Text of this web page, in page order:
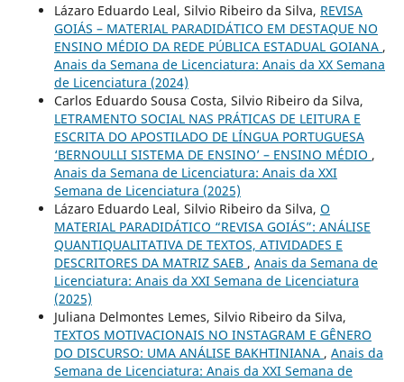
Lázaro Eduardo Leal, Silvio Ribeiro da Silva, REVISA
GOIÁS – MATERIAL PARADIDÁTICO EM DESTAQUE NO
ENSINO MÉDIO DA REDE PÚBLICA ESTADUAL GOIANA ,
Anais da Semana de Licenciatura: Anais da XX Semana
de Licenciatura (2024)
Carlos Eduardo Sousa Costa, Silvio Ribeiro da Silva,
LETRAMENTO SOCIAL NAS PRÁTICAS DE LEITURA E
ESCRITA DO APOSTILADO DE LÍNGUA PORTUGUESA
‘BERNOULLI SISTEMA DE ENSINO’ – ENSINO MÉDIO ,
Anais da Semana de Licenciatura: Anais da XXI
Semana de Licenciatura (2025)
Lázaro Eduardo Leal, Silvio Ribeiro da Silva, O
MATERIAL PARADIDÁTICO “REVISA GOIÁS”: ANÁLISE
QUANTIQUALITATIVA DE TEXTOS, ATIVIDADES E
DESCRITORES DA MATRIZ SAEB , Anais da Semana de
Licenciatura: Anais da XXI Semana de Licenciatura
(2025)
Juliana Delmontes Lemes, Silvio Ribeiro da Silva,
TEXTOS MOTIVACIONAIS NO INSTAGRAM E GÊNERO
DO DISCURSO: UMA ANÁLISE BAKHTINIANA , Anais da
Semana de Licenciatura: Anais da XXI Semana de